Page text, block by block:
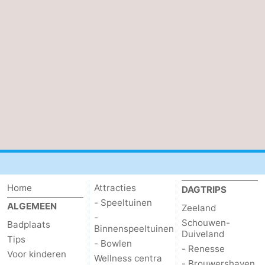
Speeltuinen
-
Bowlen
Wellness
Home
ALGEMEEN
Badplaats
Tips
Voor kinderen
Attracties
- Speeltuinen
-
Binnenspeeltuinen
- Bowlen
Wellness centra
DAGTRIPS
Zeeland
Schouwen-
Duiveland
- Renesse